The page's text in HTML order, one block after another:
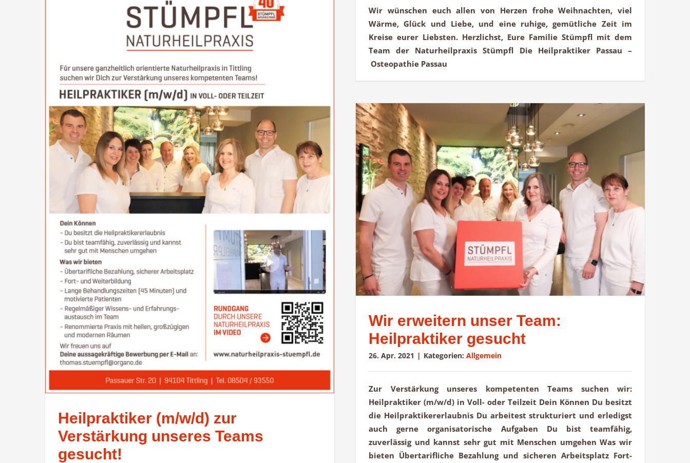
Wir wünschen euch allen von Herzen frohe Weihnachten, viel
Wärme, Glück und Liebe, und eine ruhige, gemütliche Zeit im
Kreise eurer Liebsten. Herzlichst, Eure Familie Stümpfl mit dem
Team der Naturheilpraxis Stümpfl Die Heilpraktiker Passau –
Osteopathie Passau
Heilpraktiker (m/w/d) zur
Verstärkung unseres Teams
gesucht!
Wir erweitern unser Team:
Heilpraktiker gesucht
26. Apr. 2021 | Kategorien: Allgemein
Zur Verstärkung unseres kompetenten Teams suchen wir:
Heilpraktiker (m/w/d) in Voll- oder Teilzeit Dein Können Du besitzt
die Heilpraktikererlaubnis Du arbeitest strukturiert und erledigst
auch gerne organisatorische Aufgaben Du bist teamfähig,
zuverlässig und kannst sehr gut mit Menschen umgehen Was wir
bieten Übertarifliche Bezahlung und sicheren Arbeitsplatz Fort-